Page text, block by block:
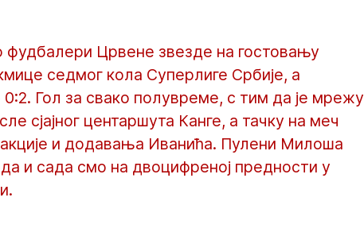
Црвене звезде на гостовању
седмог кола Суперлиге Србије, а
0:2. Гол за свако полувреме, с тим да је мрежу
сјајног центаршута Канге, а тачку на меч
акције и додавања Иванића. Пулени Милоша
и сада смо на двоцифреној предности у